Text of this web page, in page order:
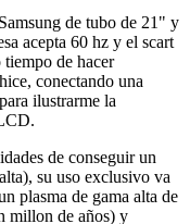
de tubo de 21" y
acepta 60 hz y el scart
de hacer
conectando una
ilustrarme la
de conseguir un
su uso exclusivo va
plasma de gama alta de
millon de años) y